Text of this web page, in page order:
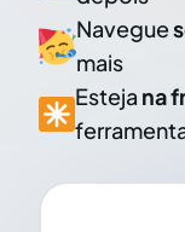
Navegue
mais
Esteja na